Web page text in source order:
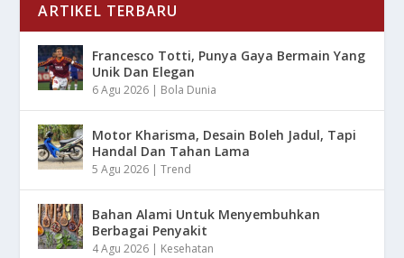
ARTIKEL TERBARU
Francesco Totti, Punya Gaya Bermain Yang
Unik Dan Elegan
6 Agu 2026 | Bola Dunia
Motor Kharisma, Desain Boleh Jadul, Tapi
Handal Dan Tahan Lama
5 Agu 2026 |Trend
Bahan Alami Untuk Menyembuhkan
Berbagai Penyakit
4 Agu 2026 | Kesehatan